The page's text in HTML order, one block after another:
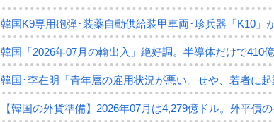
韓国K9専用砲弾･装薬自動供給装甲車両･珍兵器「K10」
韓国「2026年07月の輸出入」絶好調。半導体だけで410
韓国･李在明「青年層の雇用状況が悪い。せや、若者に
【韓国の外貨準備】2026年07月は4,279億ドル。外平債の